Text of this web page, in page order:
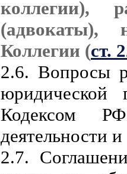
коллегии),
(адвокаты),
Коллегии (ст.
2.6. Вопросы
юридической
Кодексом
деятельности
2.7.